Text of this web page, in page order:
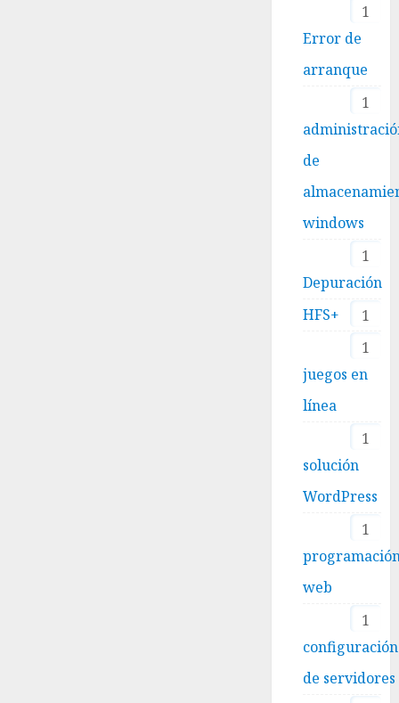
1
Error de
arranque
1
de
windows
1
Depuración
1
HFS+
1
juegos en
línea
1
solución
WordPress
1
web
1
configuración
de servidores